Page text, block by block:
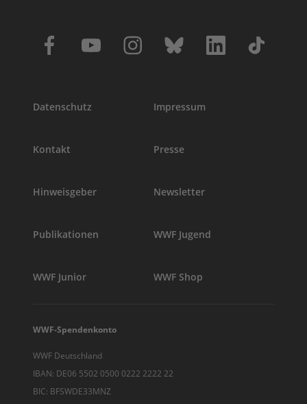
Datenschutz Impressum
Kontakt Presse
Hinweisgeber Newsletter
Publikationen WWF Jugend
WWF Junior WWF Shop
WWF-Spendenkonto
WWF Deutschland
IBAN: DE06 5502 0500 0222 2222 22
BIC: BFSWDE33MNZ